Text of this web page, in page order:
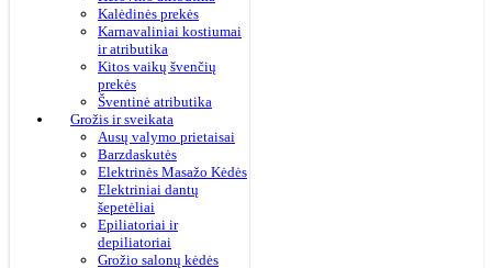
Kalėdinės prekės
Karnavaliniai kostiumai
ir atributika
Kitos vaikų švenčių
prekės
Šventinė atributika
Grožis ir sveikata
Ausų valymo prietaisai
Barzdaskutės
Elektrinės Masažo Kėdės
Elektriniai dantų
šepetėliai
Epiliatoriai ir
depiliatoriai
Grožio salonų kėdės